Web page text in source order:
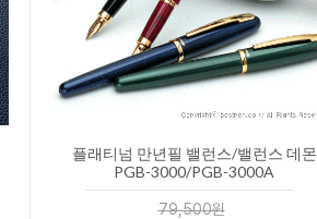
플래티넘 만년필 밸런스/밸런스 데몬
PGB-3000/PGB-3000A
79,500원